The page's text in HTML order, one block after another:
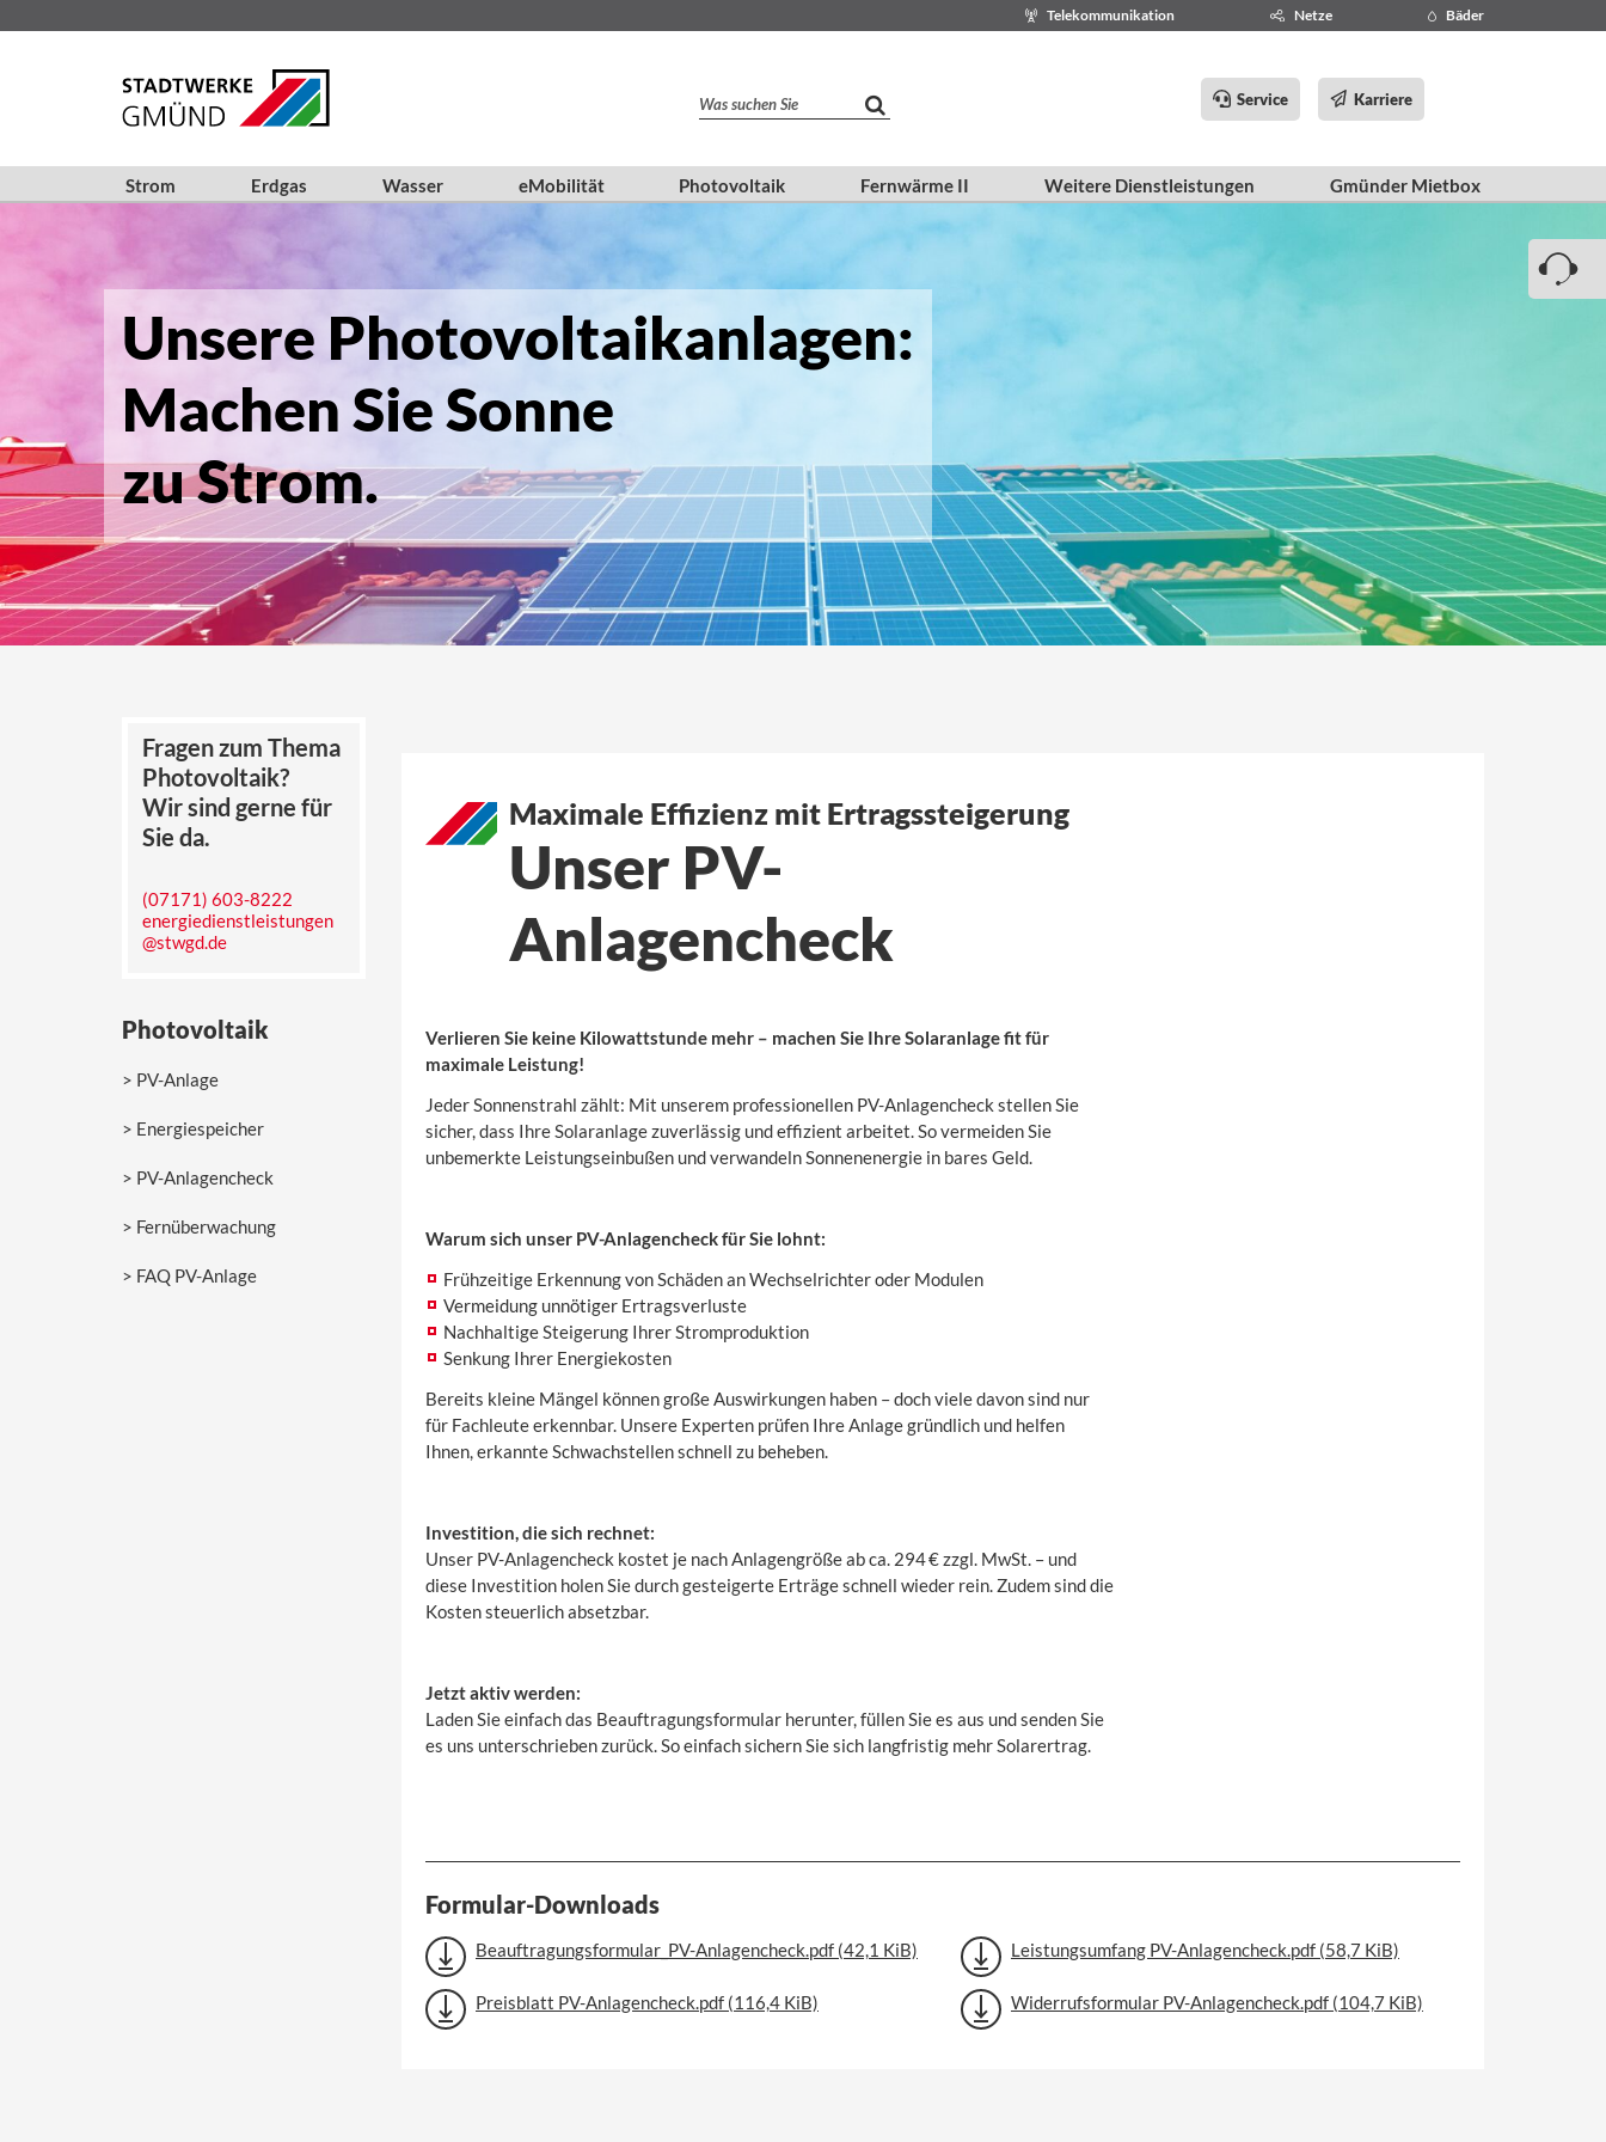
Telekommunikation Netze Bäder
Was suchen Sie Service Karriere
Strom Erdgas Wasser eMobilität Photovoltaik Fernwärme II Weitere Dienstleistungen Gmünder Mietbox
Unsere Photovoltaikanlagen:
Machen Sie Sonne
zu Strom.
Maximale Effizienz mit Ertragssteigerung
Unser PV-
Anlagencheck
Verlieren Sie keine Kilowattstunde mehr – machen Sie Ihre Solaranlage fit für
maximale Leistung!
Jeder Sonnenstrahl zählt: Mit unserem professionellen PV-Anlagencheck stellen Sie
sicher, dass Ihre Solaranlage zuverlässig und effizient arbeitet. So vermeiden Sie
unbemerkte Leistungseinbußen und verwandeln Sonnenenergie in bares Geld.
Warum sich unser PV-Anlagencheck für Sie lohnt:
Frühzeitige Erkennung von Schäden an Wechselrichter oder Modulen
Vermeidung unnötiger Ertragsverluste
Nachhaltige Steigerung Ihrer Stromproduktion
Senkung Ihrer Energiekosten
Bereits kleine Mängel können große Auswirkungen haben – doch viele davon sind nur
für Fachleute erkennbar. Unsere Experten prüfen Ihre Anlage gründlich und helfen
Ihnen, erkannte Schwachstellen schnell zu beheben.
Investition, die sich rechnet:
Unser PV-Anlagencheck kostet je nach Anlagengröße ab ca. 294 € zzgl. MwSt. – und
diese Investition holen Sie durch gesteigerte Erträge schnell wieder rein. Zudem sind die
Kosten steuerlich absetzbar.
Jetzt aktiv werden:
Laden Sie einfach das Beauftragungsformular herunter, füllen Sie es aus und senden Sie
es uns unterschrieben zurück. So einfach sichern Sie sich langfristig mehr Solarertrag.
Formular-Downloads
Beauftragungsformular_PV-Anlagencheck.pdf (42,1 KiB) Leistungsumfang PV-Anlagencheck.pdf (58,7 KiB)
Preisblatt PV-Anlagencheck.pdf (116,4 KiB) Widerrufsformular PV-Anlagencheck.pdf (104,7 KiB)
Fragen zum Thema
Photovoltaik?
Wir sind gerne für
Sie da.
(07171) 603-8222
energiedienstleistungen
@stwgd.de
Photovoltaik
PV-Anlage
Energiespeicher
PV-Anlagencheck
Fernüberwachung
FAQ PV-Anlage